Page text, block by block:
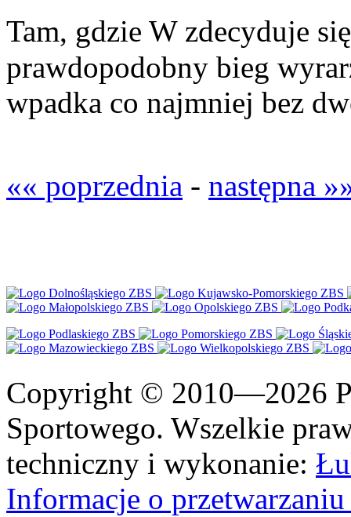
Tam, gdzie W zdecyduje
prawdopodobny bieg
wpadka co najmniej bez
«« poprzednia - następna
Copyright © 2010—2026
Sportowego. Wszelkie
techniczny i wykonanie:
Informacje o